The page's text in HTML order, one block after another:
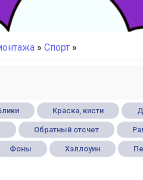
» Спорт »
Краска, кисти
Обратный отсчет
Фоны Хэллоуин